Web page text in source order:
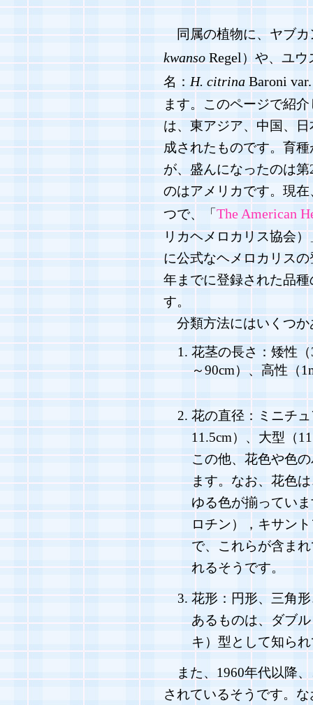
同属の植物に、ヤブカ
kwanso Regel ）や、ユ
名： H. citrina Baroni
ます。このページで紹
は、東アジア、中国、
成されたものです。育
が、盛んになったのは
のはアメリカです。現
つで、「 The American
リカヘメロカリス協会
に公式なヘメロカリス
年までに登録された品
す。
分類方法にはいくつか
花茎の長さ：矮性
～90cm）、高性（
花の直径：ミニチ
11.5cm）、大型（
この他、花色や色
ます。なお、花色
ゆる色が揃ってい
ロチン），キサン
で、これらが含ま
れるそうです。
花形：円形、三角
あるものは、ダブ
キ）型として知ら
また、1960年代以降
されているそうです。